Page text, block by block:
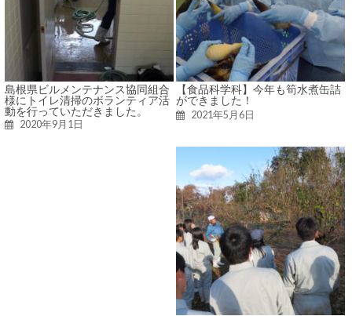
島根県ビルメンテナンス協同組合
様にトイレ清掃のボランティア活
動を行っていただきました。
2020年9月1日
【食品科学科】今年も筍水煮缶詰
ができました！
2021年5月6日